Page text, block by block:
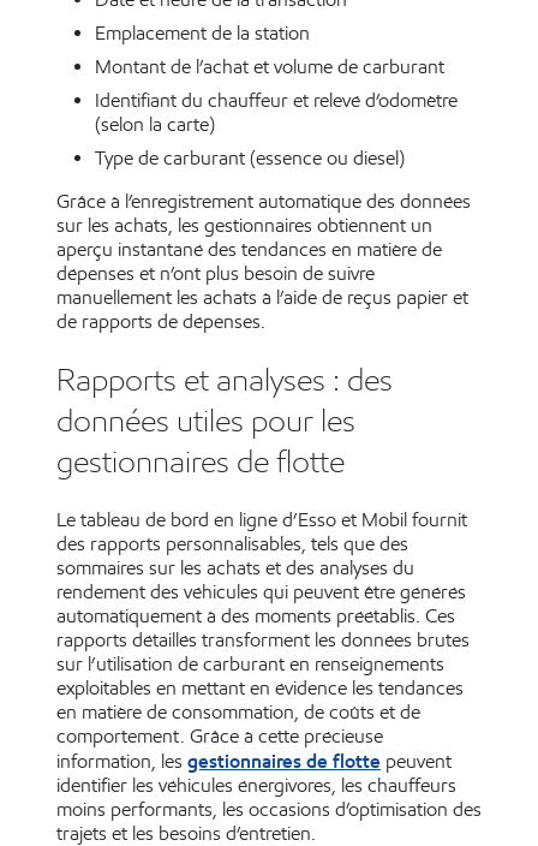
Emplacement de la station
Montant de l’achat et volume de carburant
Identifiant du chauffeur et relevé d’odomètre
(selon la carte)
Type de carburant (essence ou diesel)
Grâce à l’enregistrement automatique des données
sur les achats, les gestionnaires obtiennent un
aperçu instantané des tendances en matière de
dépenses et n’ont plus besoin de suivre
manuellement les achats à l’aide de reçus papier et
de rapports de dépenses.
Rapports et analyses : des
données utiles pour les
gestionnaires de flotte
Le tableau de bord en ligne d’Esso et Mobil fournit
des rapports personnalisables, tels que des
sommaires sur les achats et des analyses du
rendement des véhicules qui peuvent être générés
automatiquement à des moments préétablis. Ces
rapports détaillés transforment les données brutes
sur l’utilisation de carburant en renseignements
exploitables en mettant en évidence les tendances
en matière de consommation, de coûts et de
comportement. Grâce à cette précieuse
information, les gestionnaires de flotte peuvent
identifier les véhicules énergivores, les chauffeurs
moins performants, les occasions d’optimisation des
trajets et les besoins d’entretien.